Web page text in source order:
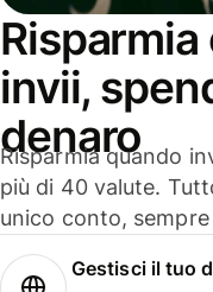
invii,
denaro
Risparmia quando
più di 40 valute.
unico conto,
Gestisci il tuo